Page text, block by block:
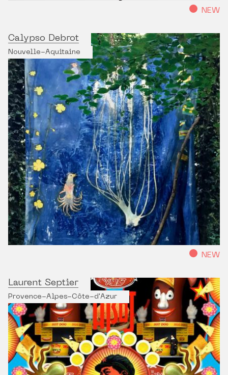
NEW
Calypso Debrot
Nouvelle-Aquitaine
NEW
Laurent Septier
Provence-Alpes-Côte-d'Azur